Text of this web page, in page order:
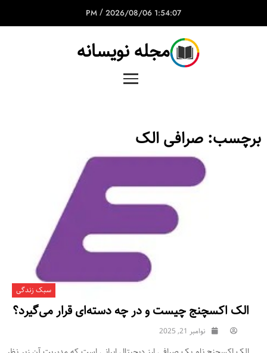
1:54:07 PM
/ 2026/08/06
مجله نویسانه
برچسب: صرافی الک
سبک زندگی
الک اکسچنج چیست و در چه دسته‌ای قرار می‌گیرد؟
نوامبر 21, 2025